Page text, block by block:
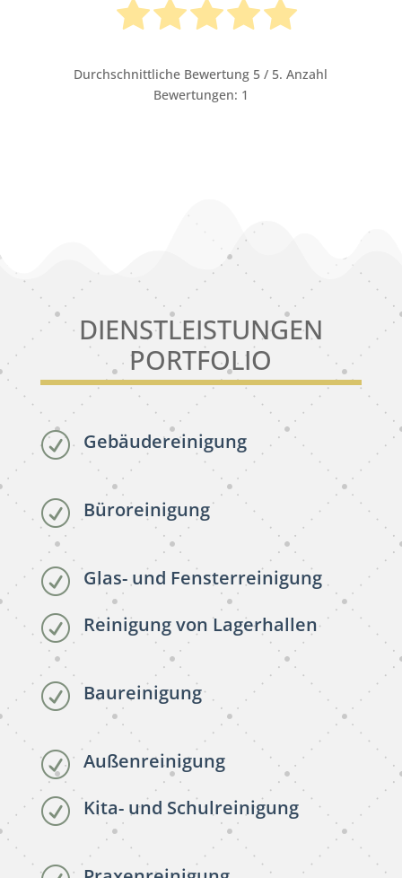
Durchschnittliche Bewertung 5 / 5. Anzahl
Bewertungen: 1
DIENSTLEISTUNGEN
PORTFOLIO
R Gebäudereinigung
R Büroreinigung
R Glas- und Fensterreinigung
R Reinigung von Lagerhallen
R Baureinigung
R Außenreinigung
R Kita- und Schulreinigung